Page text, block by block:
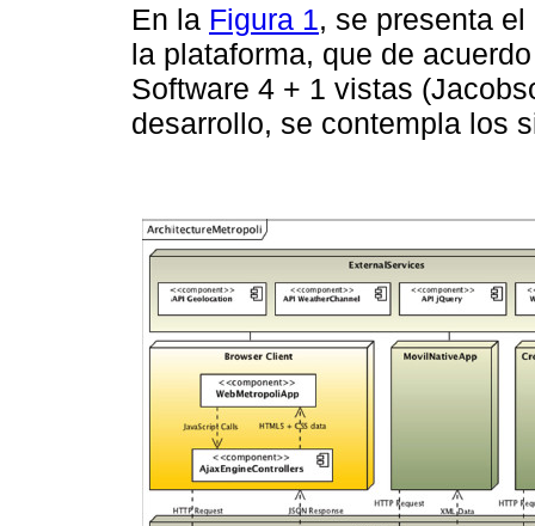
En la Figura 1, se presenta
la plataforma, que de
Software 4 + 1 vistas
desarrollo, se contempla los